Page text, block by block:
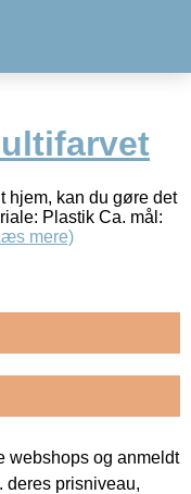
hjem, kan du gøre det
Plastik Ca. mål:
mere)
webshops og anmeldt
deres prisniveau,